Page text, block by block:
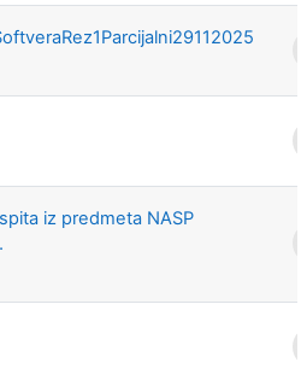
iz predmeta NASP